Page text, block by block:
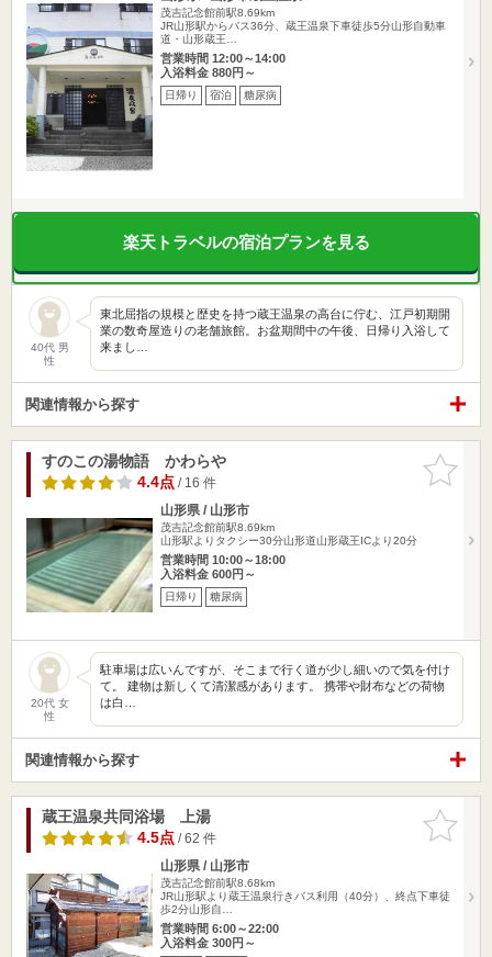
茂吉記念館前駅8.69km
JR山形駅からバス36分、蔵王温泉下車徒歩5分山形自動車
道・山形蔵王…
営業時間 12:00～14:00
入浴料金 880円～
日帰り 宿泊 糖尿病
楽天トラベルの宿泊プランを見る
40代 男
性
東北屈指の規模と歴史を持つ蔵王温泉の高台に佇む、江戸初期開
業の数奇屋造りの老舗旅館。お盆期間中の午後、日帰り入浴して
来まし…
関連情報から探す
お気に入
りに追加
すのこの湯物語 かわらや
4.4点/ 16 件
山形県 / 山形市
茂吉記念館前駅8.69km
山形駅よりタクシー30分山形道山形蔵王ICより20分
営業時間 10:00～18:00
入浴料金 600円～
日帰り 糖尿病
20代 女
性
駐車場は広いんですが、そこまで行く道が少し細いので気を付け
て。 建物は新しくて清潔感があります。 携帯や財布などの荷物
は白…
関連情報から探す
お気に入
りに追加
蔵王温泉共同浴場 上湯
4.5点/ 62 件
山形県 / 山形市
茂吉記念館前駅8.68km
JR山形駅より蔵王温泉行きバス利用（40分）、終点下車徒
歩2分山形自…
営業時間 6:00～22:00
入浴料金 300円～